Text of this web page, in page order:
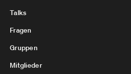
Talks
Fragen
Gruppen
Mitglieder